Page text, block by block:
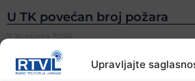
Upravljajte
U TK povećan broj požara
7. Augusta 2026.